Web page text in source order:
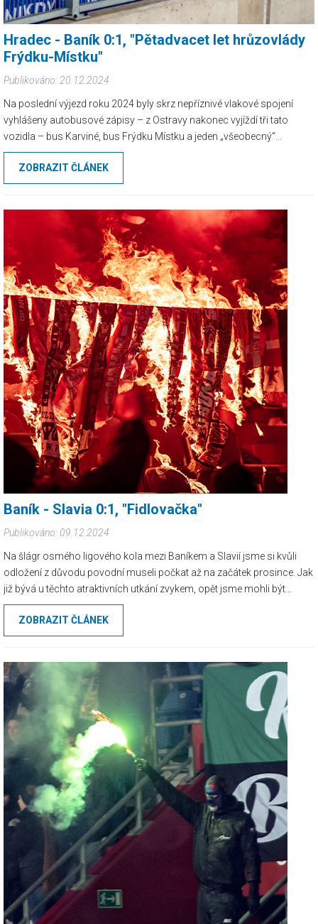
Hradec - Baník 0:1, "Pětadvacet let hrůzovlády
Frýdku-Místku"
Publikováno: 20.12.2024
Na poslední výjezd roku 2024 byly skrz nepříznivé vlakové spojení
vyhlášeny autobusové zápisy – z Ostravy nakonec vyjíždí tři tato
vozidla – bus Karviné, bus Frýdku Místku a jeden „všeobecný“...
ZOBRAZIT ČLÁNEK
Baník - Slavia 0:1, "Fidlovačka"
Publikováno: 09.12.2024
Na šlágr osmého ligového kola mezi Baníkem a Slavií jsme si kvůli
odložení z důvodu povodní museli počkat až na začátek prosince. Jak
již bývá u těchto atraktivních utkání zvykem, opět jsme mohli být
svědky již tradičního shánění lístků na poslední chvíli, kdy zprávy
tohoto typu zahltily nejedno diskusní fórům i soukromé zprávy
aktivních osob. Tak snad se podobná situace bude opakovat i v
nakonec byla 14 659 diváků, volných míst se však našlo dost…
ZOBRAZIT ČLÁNEK